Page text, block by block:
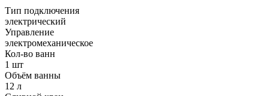
Тип подключения
электрический
Управление
электромеханическое
Кол-во ванн
1 шт
Объём ванны
12 л